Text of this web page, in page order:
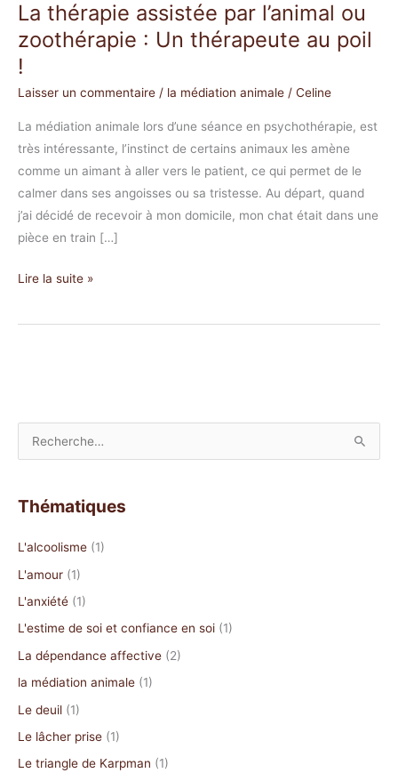
La thérapie assistée par l’animal ou
zoothérapie : Un thérapeute au poil
!
Laisser un commentaire / la médiation animale / Celine
La médiation animale lors d’une séance en psychothérapie, est
très intéressante, l’instinct de certains animaux les amène
comme un aimant à aller vers le patient, ce qui permet de le
calmer dans ses angoisses ou sa tristesse. Au départ, quand
j’ai décidé de recevoir à mon domicile, mon chat était dans une
pièce en train […]
La
thérapie
assistée
par
l’animal
ou
zoothérapie
:
Un
thérapeute
au
!Lire la suite »
h
e
e
r
:
Thématiques
L'alcoolisme (1)
L'amour (1)
L'anxiété (1)
L'estime de soi et confiance en soi (1)
La dépendance affective (2)
la médiation animale (1)
Le deuil (1)
Le lâcher prise (1)
Le triangle de Karpman (1)